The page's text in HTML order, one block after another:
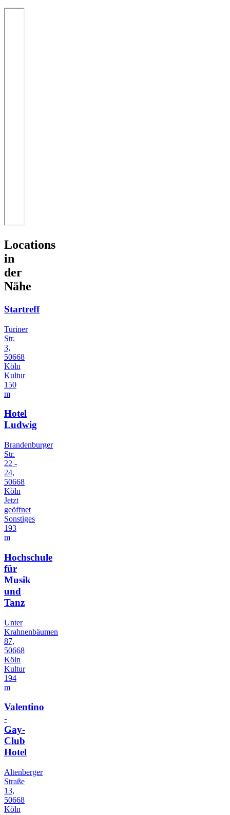
Locations
in
der
Nähe
Startreff
Turiner
Str.
3,
50668
Köln
Kultur
150
m
Hotel
Ludwig
Brandenburger
Str.
22 -
24,
50668
Köln
Jetzt
geöffnet
Sonstiges
193
m
Hochschule
für
Musik
und
Tanz
Unter
Krahnenbäumen
87,
50668
Köln
Kultur
194
m
Valentino
-
Gay-
Club
Hotel
Altenberger
Straße
13,
50668
Köln